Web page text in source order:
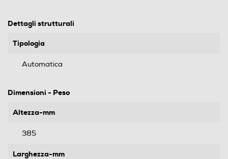
Dettagli strutturali
Tipologia
Automatica
Dimensioni - Peso
Altezza-mm
385
Larghezza-mm